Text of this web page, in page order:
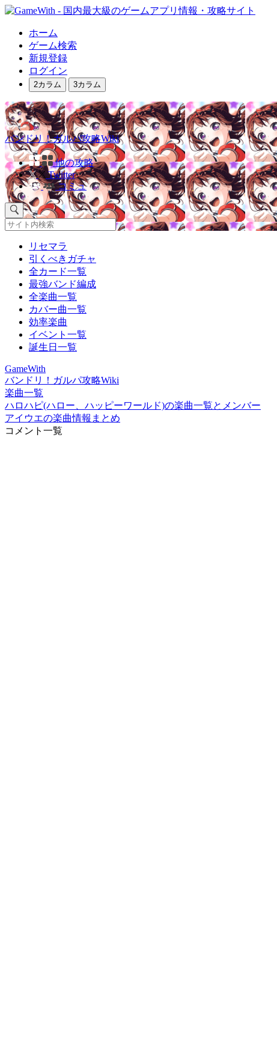
ホーム
ゲーム検索
新規登録
ログイン
2カラム 3カラム
バンドリ！ガルパ攻略Wiki
他の攻略
Twitter
コミュ
リセマラ
引くべきガチャ
全カード一覧
最強バンド編成
全楽曲一覧
カバー曲一覧
効率楽曲
イベント一覧
誕生日一覧
GameWith
バンドリ！ガルパ攻略Wiki
楽曲一覧
ハロハピ(ハロー、ハッピーワールド)の楽曲一覧とメンバー
アイウエの楽曲情報まとめ
コメント一覧